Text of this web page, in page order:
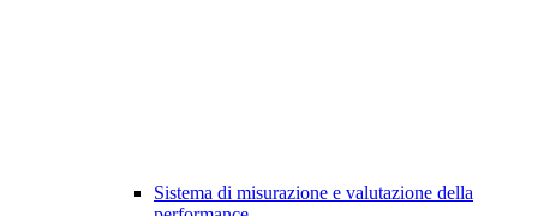
Sistema di misurazione e valutazione della